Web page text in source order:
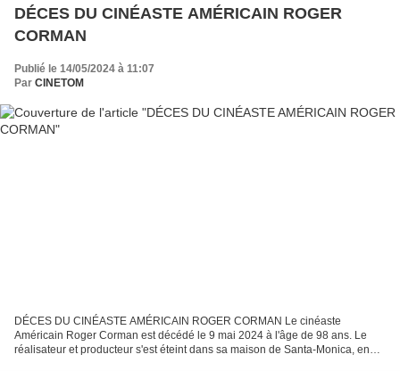
DÉCES DU CINÉASTE AMÉRICAIN ROGER
CORMAN
Publié le 14/05/2024 à 11:07
Par CINETOM
DÉCES DU CINÉASTE AMÉRICAIN ROGER CORMAN Le cinéaste
Américain Roger Corman est décédé le 9 mai 2024 à l'âge de 98 ans. Le
réalisateur et producteur s'est éteint dans sa maison de Santa-Monica, en